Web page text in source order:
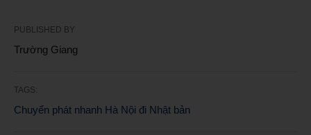
PUBLISHED BY
Trường Giang
TAGS:
Chuyển phát nhanh Hà Nội đi Nhật bản